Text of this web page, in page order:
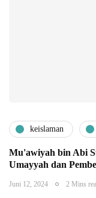
keislaman
Mu'awiyah bin Abi
Umayyah dan
Juni 12, 2024 2 Mins